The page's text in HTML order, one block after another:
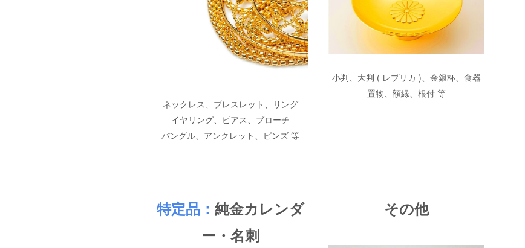
ネックレス、ブレスレット、リング
イヤリング、ピアス、ブローチ
バングル、アンクレット、ピンズ 等
小判、大判 ( レプリカ )、金銀杯、食器
置物、額縁、根付 等
特定品： 純金カレンダ
ー・名刺
その他